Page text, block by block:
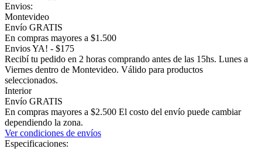
Envios:
Montevideo
Envío GRATIS
En compras mayores a $1.500
Envios YA! - $175
Recibí tu pedido en 2 horas comprando antes de las 15hs. Lunes a
Viernes dentro de Montevideo. Válido para productos
seleccionados.
Interior
Envío GRATIS
En compras mayores a $2.500 El costo del envío puede cambiar
dependiendo la zona.
Ver condiciones de envíos
Especificaciones: